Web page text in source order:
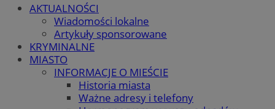
AKTUALNOŚCI
Wiadomości lokalne
Artykuły sponsorowane
KRYMINALNE
MIASTO
INFORMACJE O MIEŚCIE
Historia miasta
Ważne adresy i telefony